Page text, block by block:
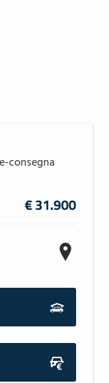
€ 31.900